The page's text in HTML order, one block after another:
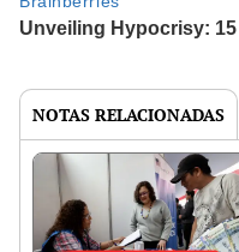
NOTAS RELACIONADAS